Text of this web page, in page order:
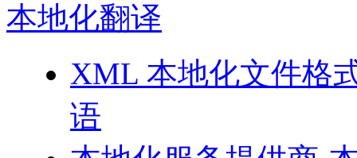
本地化翻译
XML 本地化文件格
语